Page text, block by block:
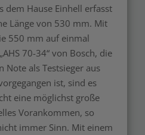
dem Hause Einhell erfasst
Länge von 530 mm. Mit
550 mm auf einmal
70-34“ von Bosch, die
Note als Testsieger aus
ist, sind es
eine möglichst große
Vorankommen, so
immer Sinn. Mit einem